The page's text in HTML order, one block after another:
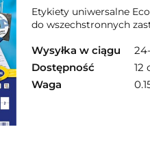
Zweckform, A4,
ELA026
Etykiety uniwersalne
do wszechstronnych
Wysyłka w ciągu
Dostępność
12
Waga